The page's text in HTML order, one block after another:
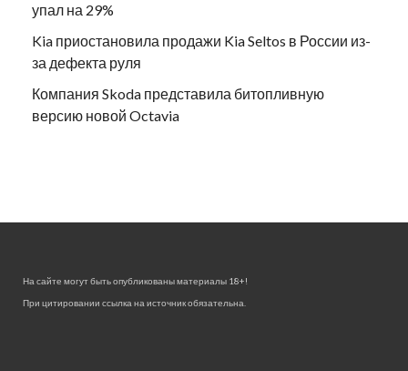
упал на 29%
Kia приостановила продажи Kia Seltos в России из-
за дефекта руля
Компания Skoda представила битопливную
версию новой Octavia
На сайте могут быть опубликованы материалы 18+!
При цитировании ссылка на источник обязательна.